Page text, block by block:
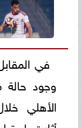
في
وجود حالة
الأهلي